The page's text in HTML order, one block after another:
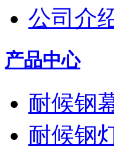
公司介
产品中心
耐候钢
耐候钢